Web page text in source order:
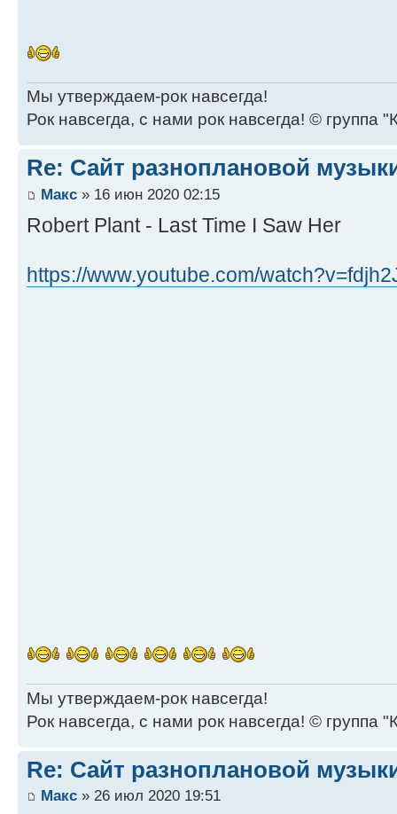
Мы утверждаем-рок навсегда!
Рок навсегда, с нами рок навсегда! © группа
Re: Сайт разноплановой
Макс » 16 июн 2020 02:15
Robert Plant - Last Time I Saw Her
https://www.youtube.com/
Мы утверждаем-рок навсегда!
Рок навсегда, с нами рок навсегда! © группа
Re: Сайт разноплановой
Макс » 26 июл 2020 19:51